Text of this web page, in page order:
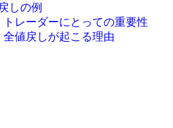
しの例
トレーダーにとっての重要性
全値戻しが起こる理由